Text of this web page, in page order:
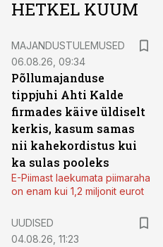
HETKEL KUUM
MAJANDUSTULEMUSED
06.08.26, 09:34
Põllumajanduse
tippjuhi Ahti Kalde
firmades käive üldiselt
kerkis, kasum samas
nii kahekordistus kui
ka sulas pooleks
E-Piimast laekumata piimaraha
on enam kui 1,2 miljonit eurot
UUDISED
04.08.26, 11:23